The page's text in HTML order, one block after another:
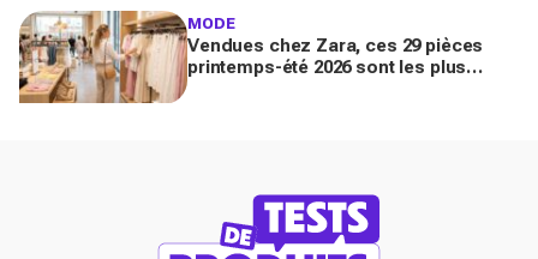
MODE
Vendues chez Zara, ces 29 pièces
printemps-été 2026 sont les plus